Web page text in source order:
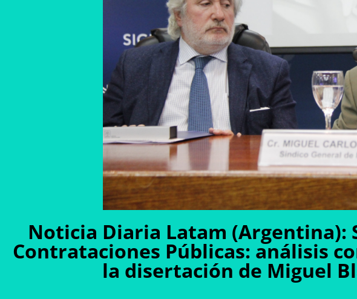
Noticia Diaria Latam (Argentina):
Contrataciones Públicas: análisis
la disertación de Miguel